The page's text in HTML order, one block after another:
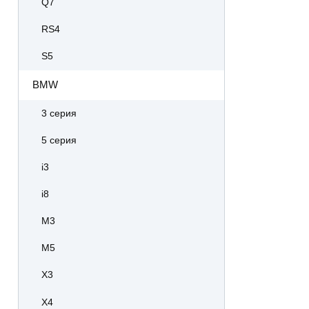
Q7
RS4
S5
BMW
3 серия
5 серия
i3
i8
M3
M5
X3
X4